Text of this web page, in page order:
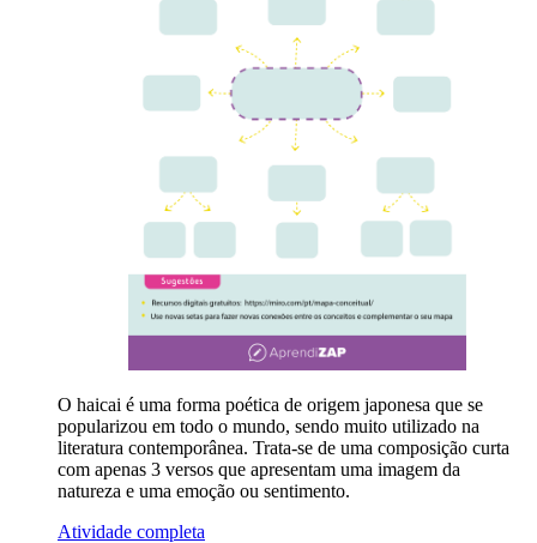
O haicai é uma forma poética de origem japonesa que se
popularizou em todo o mundo, sendo muito utilizado na
literatura contemporânea. Trata-se de uma composição curta
com apenas 3 versos que apresentam uma imagem da
natureza e uma emoção ou sentimento.
Atividade completa